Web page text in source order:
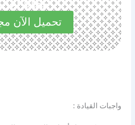
مجاناً الآن
تحميل الآن
واجبات القيادة :